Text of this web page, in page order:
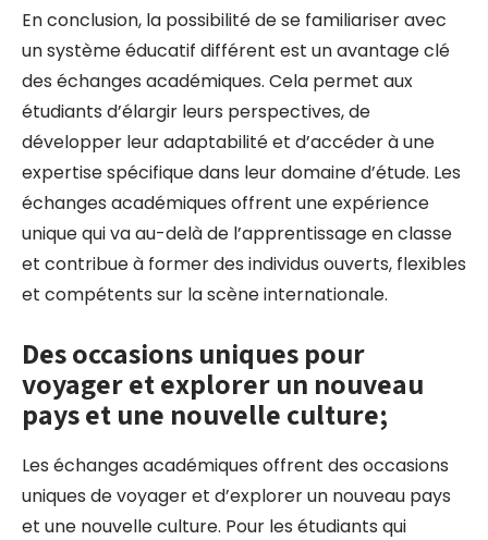
En conclusion, la possibilité de se familiariser avec
un système éducatif différent est un avantage clé
des échanges académiques. Cela permet aux
étudiants d’élargir leurs perspectives, de
développer leur adaptabilité et d’accéder à une
expertise spécifique dans leur domaine d’étude. Les
échanges académiques offrent une expérience
unique qui va au-delà de l’apprentissage en classe
et contribue à former des individus ouverts, flexibles
et compétents sur la scène internationale.
Des occasions uniques pour
voyager et explorer un nouveau
pays et une nouvelle culture;
Les échanges académiques offrent des occasions
uniques de voyager et d’explorer un nouveau pays
et une nouvelle culture. Pour les étudiants qui